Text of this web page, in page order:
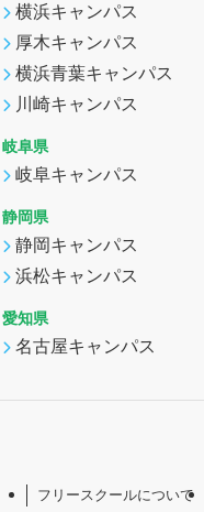
横浜キャンパス
厚木キャンパス
横浜青葉キャンパス
川崎キャンパス
岐阜県
岐阜キャンパス
静岡県
静岡キャンパス
浜松キャンパス
愛知県
名古屋キャンパス
フリースクールについて